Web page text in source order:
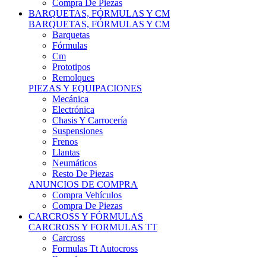
Resto De Piezas
ANUNCIOS DE COMPRA
Compra Vehículos
Compra De Piezas
CARCROSS Y FÓRMULAS
CARCROSS Y FORMULAS TT
Carcross
Formulas Tt Autocross
Remolques
PIEZAS Y EQUIPACIONES
Mecanica
Electrónica
Chasis Y Carrocería
Suspensiones
Frenos
Llantas
Neumáticos
Resto De Piezas
Equipación Piloto
ANUNCIOS DE COMPRA
Compra De Cc Y Tt
Compra De Piezas
4X4 Y OFFROAD